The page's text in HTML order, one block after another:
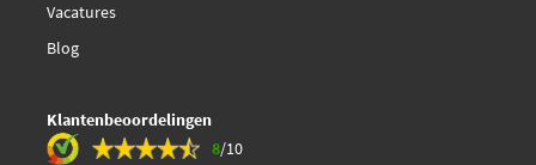
Vacatures
Blog
Klantenbeoordelingen
8/10